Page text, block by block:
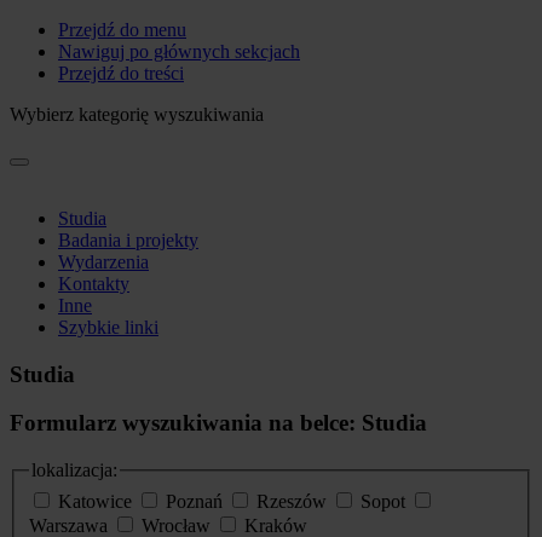
Przejdź do menu
Nawiguj po głównych sekcjach
Przejdź do treści
Wybierz kategorię wyszukiwania
Studia
Badania i projekty
Wydarzenia
Kontakty
Inne
Szybkie linki
Studia
Formularz wyszukiwania na belce: Studia
lokalizacja:
Katowice
Poznań Rzeszów
Sopot
Warszawa
Wrocław
Kraków